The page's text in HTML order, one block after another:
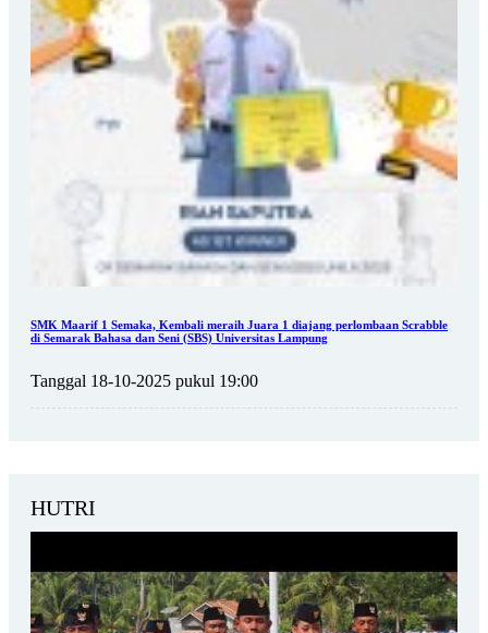
SMK Maarif 1 Semaka, Kembali meraih Juara 1 diajang perlombaan Scrabble
di Semarak Bahasa dan Seni (SBS) Universitas Lampung
Tanggal 18-10-2025 pukul 19:00
HUTRI